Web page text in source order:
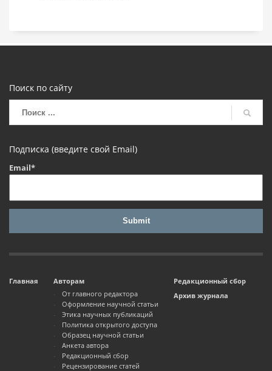
Поиск по сайту
Подписка (введите свой Email)
Email*
Главная
Авторам
От главного редактора
Оформление научной статьи
Этика научных публикаций
Политика открытого доступа
Образец научной статьи
Анкета автора
Редакционный сбор
Рецензирование статей
Редакционный сбор
Архив журнала